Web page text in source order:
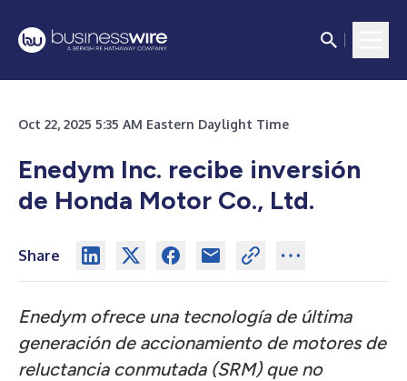
Oct 22, 2025 5:35 AM Eastern Daylight Time
Enedym Inc. recibe inversión
de Honda Motor Co., Ltd.
Share
Enedym ofrece una tecnología de última
generación de accionamiento de motores de
reluctancia conmutada (SRM) que no